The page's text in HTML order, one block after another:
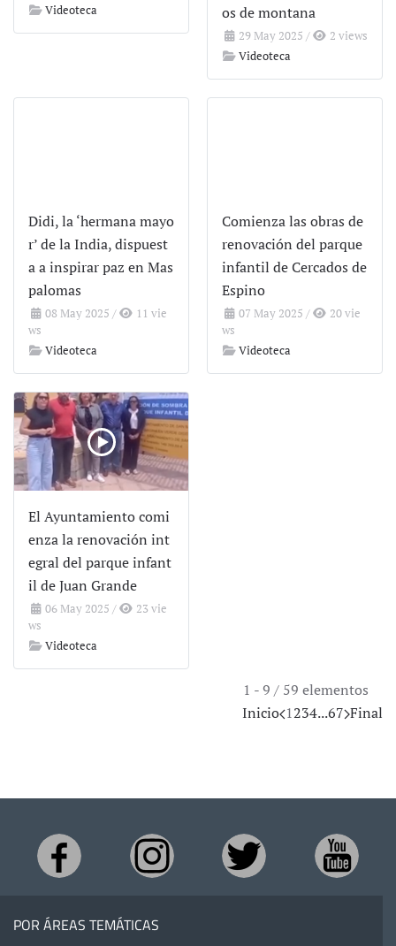
Videoteca
os de montana
29 May 2025 /
2 views
Videoteca
Didi, la ‘hermana mayo
r’ de la India, dispuest
a a inspirar paz en Mas
palomas
08 May 2025 /
11 vie
ws
Videoteca
Comienza las obras de
renovación del parque
infantil de Cercados de
Espino
07 May 2025 /
20 vie
ws
Videoteca
El Ayuntamiento comi
enza la renovación int
egral del parque infant
il de Juan Grande
06 May 2025 /
23 vie
ws
Videoteca
1 - 9 / 59 elementos
Inicio 1234...67 Final
POR ÁREAS TEMÁTICAS